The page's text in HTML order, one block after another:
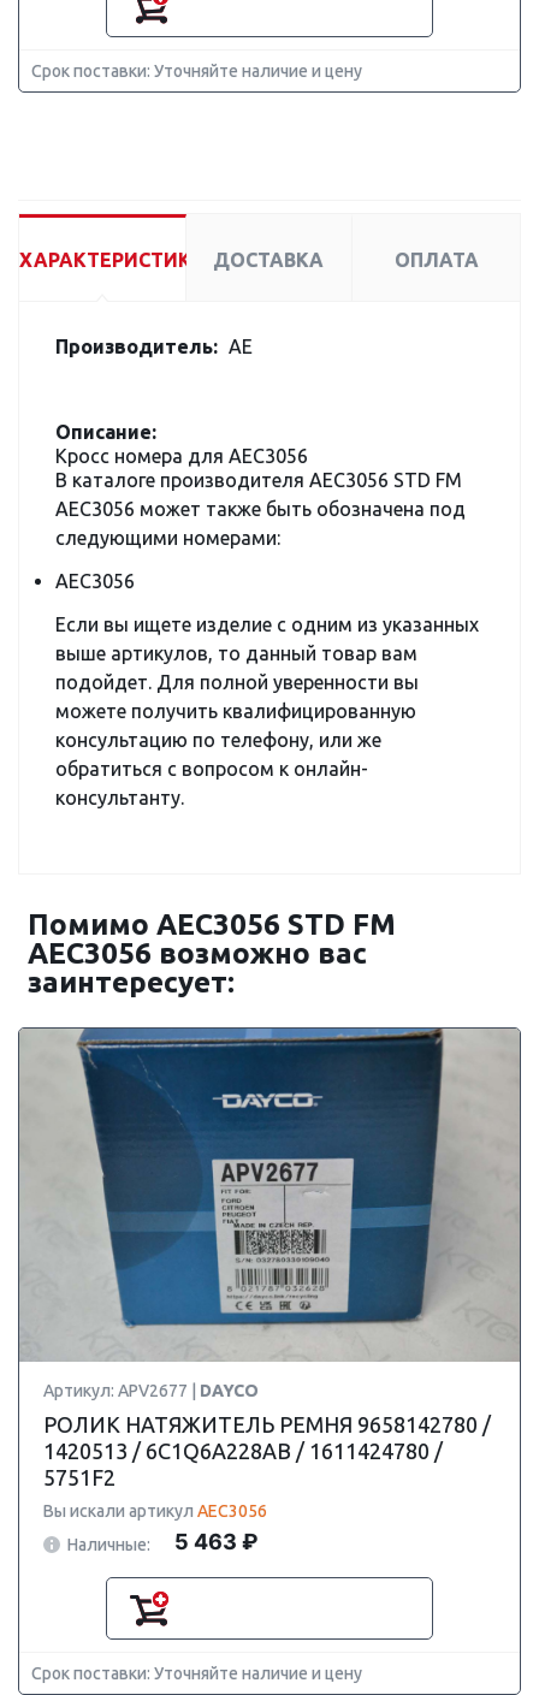
Срок поставки: Уточняйте наличие и цену
ХАРАКТЕРИСТИКИ ДОСТАВКА ОПЛАТА
Производитель: AE
Описание:
Кросс номера для AEC3056
В каталоге производителя AEC3056 STD FM
AEC3056 может также быть обозначена под
следующими номерами:
AEC3056
Если вы ищете изделие с одним из указанных
выше артикулов, то данный товар вам
подойдет. Для полной уверенности вы
можете получить квалифицированную
консультацию по телефону, или же
обратиться с вопросом к онлайн-
консультанту.
Помимо AEC3056 STD FM
AEC3056 возможно вас
заинтересует:
Артикул: APV2677 | DAYCO
РОЛИК НАТЯЖИТЕЛЬ РЕМНЯ 9658142780 /
1420513 / 6C1Q6A228AB / 1611424780 /
5751F2
Вы искали артикул AEC3056
Наличные:
5 463 ₽
Срок поставки: Уточняйте наличие и цену